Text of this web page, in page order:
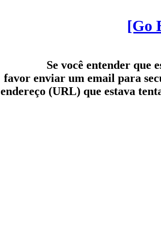
[Go
Se você entender que
favor enviar um email para
endereço (URL) que estava